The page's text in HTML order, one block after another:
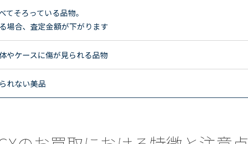
そろっている品物。
場合、査定金額が下がります
やケースに傷が見られる品物
れない美品